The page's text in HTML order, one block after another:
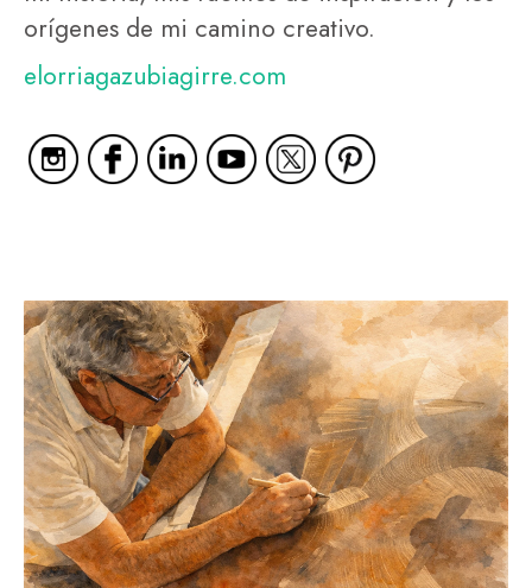
orígenes de mi camino creativo.
elorriagazubiagirre.com